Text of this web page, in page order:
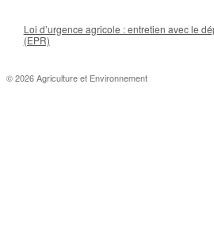
Loi d’urgence agricole : entretien avec le
(EPR)
© 2026 Agriculture et Environnement